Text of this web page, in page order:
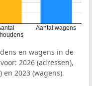
Aantal wagens
en wagens in de
2026 (adressen),
en 2023 (wagens).